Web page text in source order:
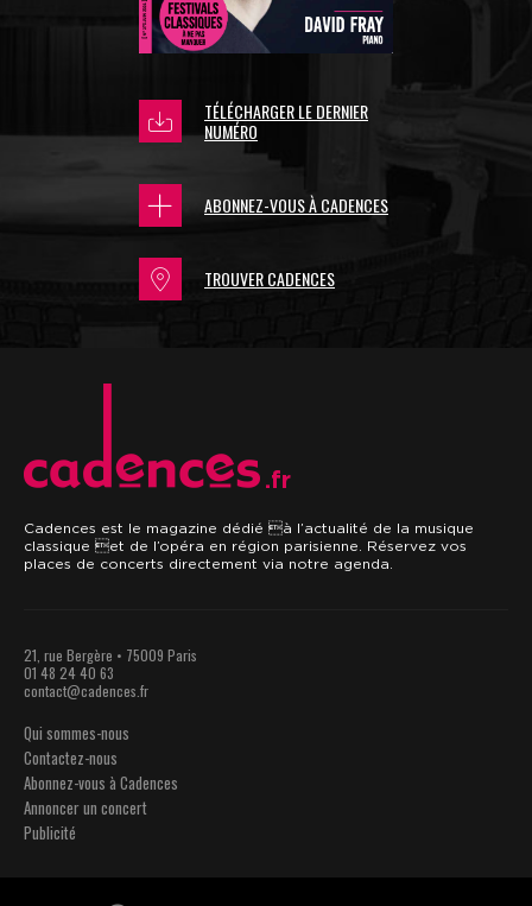
TÉLÉCHARGER LE DERNIER
NUMÉRO
ABONNEZ-VOUS À CADENCES
TROUVER CADENCES
.fr
Cadences est le magazine dédié à l’actualité de la musique
classique et de l’opéra en région parisienne. Réservez vos
places de concerts directement via notre agenda.
21, rue Bergère • 75009 Paris
01 48 24 40 63
contact@cadences.fr
Qui sommes-nous
Contactez-nous
Abonnez-vous à Cadences
Annoncer un concert
Publicité